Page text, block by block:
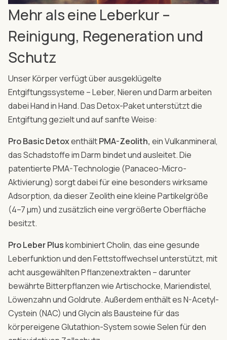
Mehr als eine Leberkur –
Reinigung, Regeneration und
Schutz
Unser Körper verfügt über ausgeklügelte
Entgiftungssysteme – Leber, Nieren und Darm arbeiten
dabei Hand in Hand. Das Detox-Paket unterstützt die
Entgiftung gezielt und auf sanfte Weise:
Pro Basic DetoxenthältPMA-Zeolith, ein Vulkanmineral,
das Schadstoffe im Darm bindet und ausleitet. Die
patentierte PMA-Technologie (Panaceo-Micro-
Aktivierung) sorgt dabei für eine besonders wirksame
Adsorption, da dieser Zeolith eine kleine Partikelgröße
(4–7 µm) und zusätzlich eine vergrößerte Oberfläche
besitzt.
Pro Leber Pluskombiniert Cholin, das eine gesunde
Leberfunktion und den Fettstoffwechsel unterstützt, mit
acht ausgewählten Pflanzenextrakten – darunter
bewährte Bitterpflanzen wie Artischocke, Mariendistel,
Löwenzahn und Goldrute. Außerdem enthält es N-Acetyl-
Cystein (NAC) und Glycin als Bausteine für das
körpereigene Glutathion-System sowie Selen für den